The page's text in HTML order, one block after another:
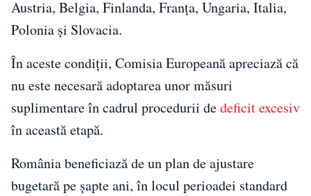
Austria, Belgia, Finlanda, Franța, Ungaria, Italia,
Polonia și Slovacia.
În aceste condiții, Comisia Europeană apreciază că
nu este necesară adoptarea unor măsuri
suplimentare în cadrul procedurii dedeficit excesiv
în această etapă.
România beneficiază de un plan de ajustare
bugetară pe șapte ani, în locul perioadei standard